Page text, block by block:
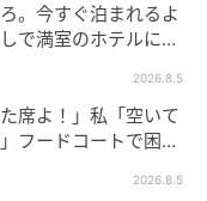
ていた。SNSの投
か」
。今すぐ泊まれるよ
で満室のホテルに押
2026.8.5
席よ！」私「空いて
フードコートで困
2026.8.5